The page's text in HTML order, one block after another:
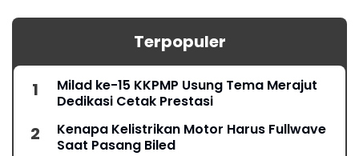
Jalan Nasional
Terpopuler
Milad ke-15 KKPMP Usung Tema Merajut
Dedikasi Cetak Prestasi
Kenapa Kelistrikan Motor Harus Fullwave
Saat Pasang Biled